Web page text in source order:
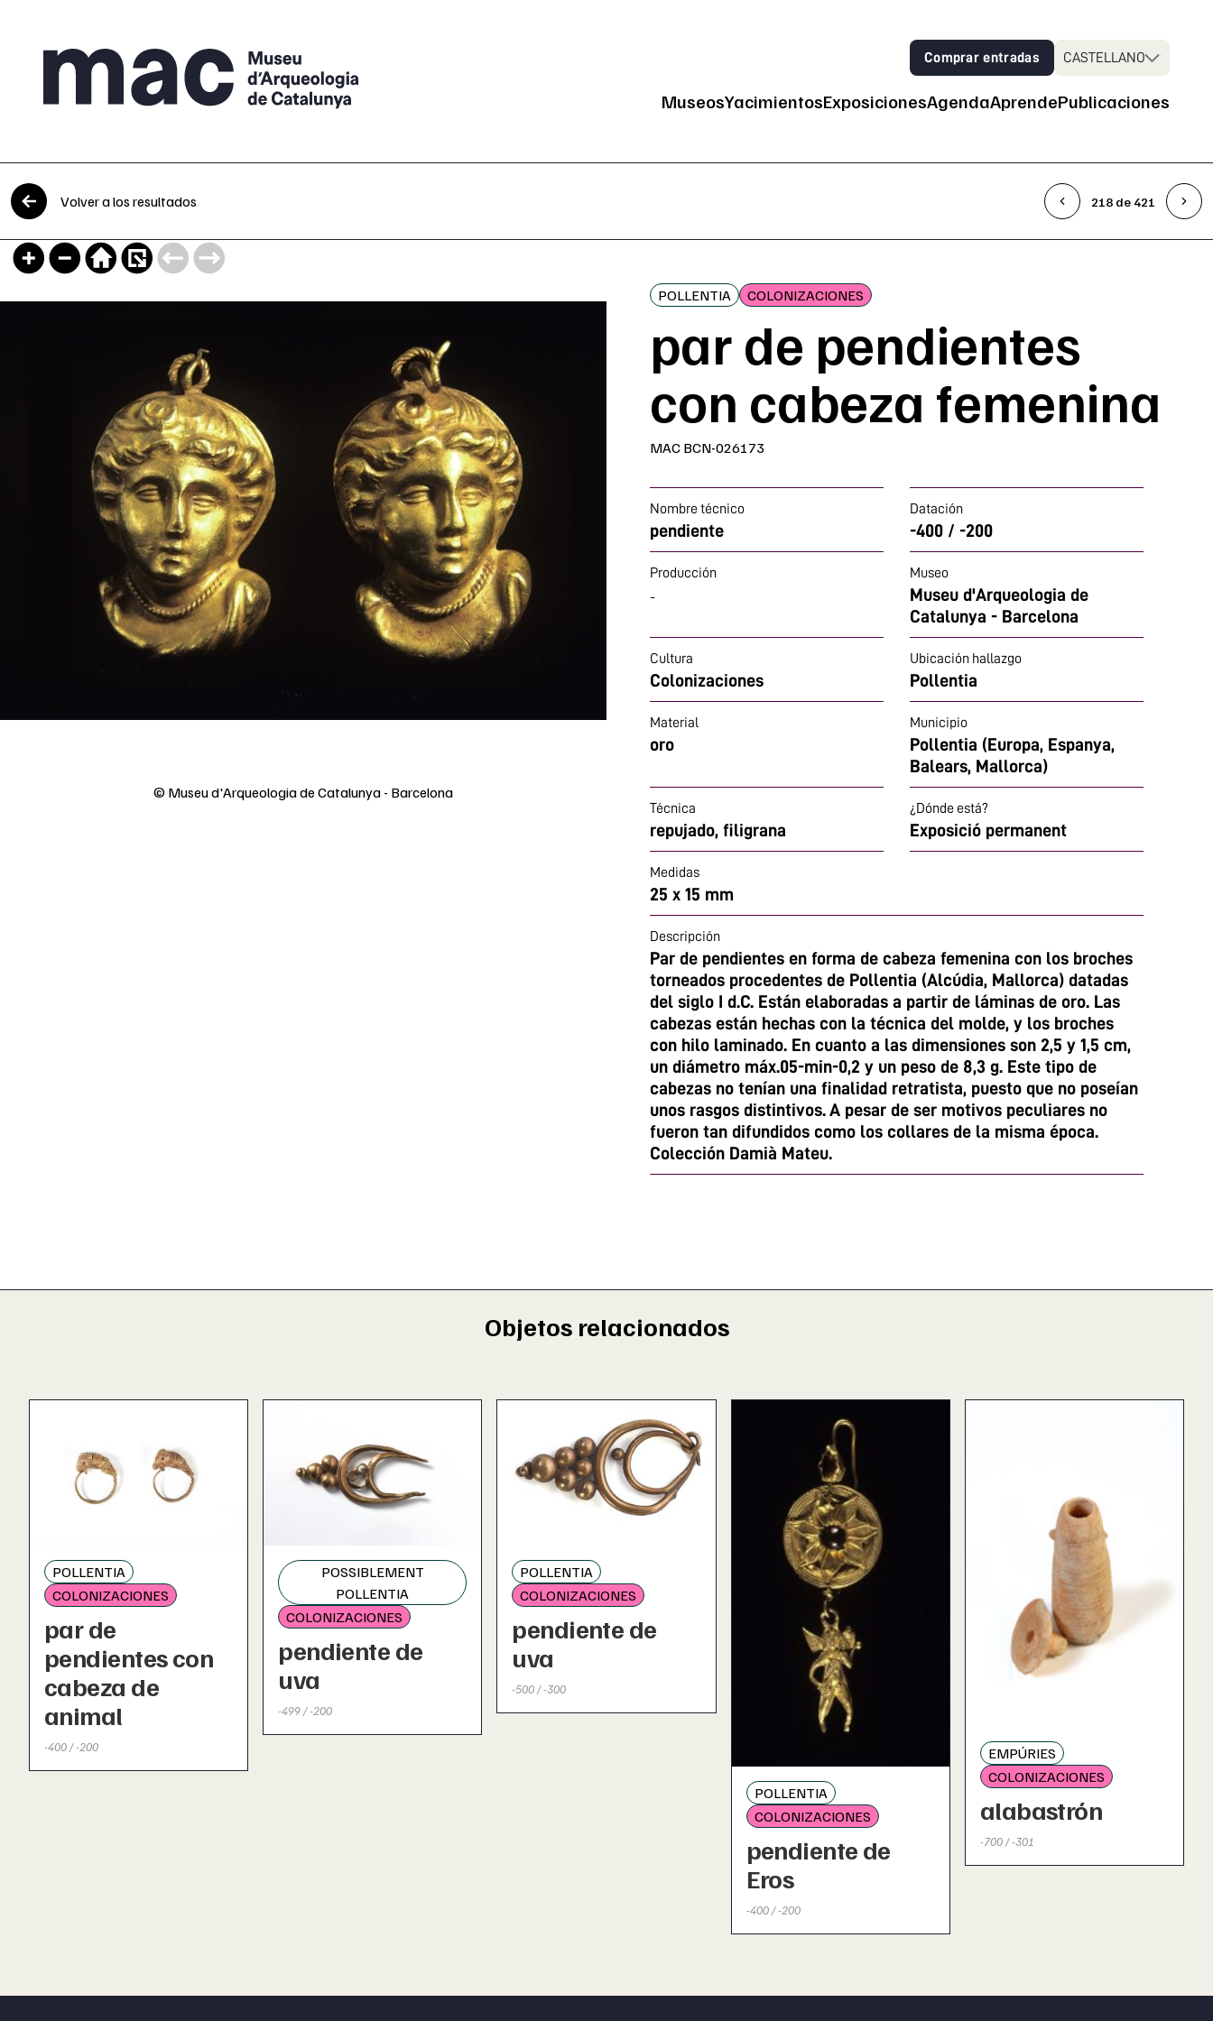
Saltar al contenido Comprar entradas CASTELLANO
Navegación principal
MuseosYacimientosExposicionesAgendaAprendePublicaciones
Volver a los resultados 218 de 421
© Museu d'Arqueologia de Catalunya - Barcelona
POLLENTIA COLONIZACIONES
par de pendientes
con cabeza femenina
MAC BCN-026173
Nombre técnico
pendiente
Datación
-400 / -200
Producción
-
Museo
Museu d'Arqueologia de
Catalunya - Barcelona
Cultura
Colonizaciones
Ubicación hallazgo
Pollentia
Material
oro
Municipio
Pollentia (Europa, Espanya,
Balears, Mallorca)
Técnica
repujado, filigrana
¿Dónde está?
Exposició permanent
Medidas
25 x 15 mm
Descripción
Par de pendientes en forma de cabeza femenina con los broches
torneados procedentes de Pollentia (Alcúdia, Mallorca) datadas
del siglo I d.C. Están elaboradas a partir de láminas de oro. Las
cabezas están hechas con la técnica del molde, y los broches
con hilo laminado. En cuanto a las dimensiones son 2,5 y 1,5 cm,
un diámetro máx.05-min-0,2 y un peso de 8,3 g. Este tipo de
cabezas no tenían una finalidad retratista, puesto que no poseían
unos rasgos distintivos. A pesar de ser motivos peculiares no
fueron tan difundidos como los collares de la misma época.
Colección Damià Mateu.
Objetos relacionados
POLLENTIA
COLONIZACIONES
par de
pendientes con
cabeza de
animal
-400 / -200
POSSIBLEMENT
POLLENTIA
COLONIZACIONES
pendiente de
uva
-499 / -200
POLLENTIA
COLONIZACIONES
pendiente de
uva
-500 / -300
POLLENTIA
COLONIZACIONES
pendiente de
Eros
-400 / -200
EMPÚRIES
COLONIZACIONES
alabastrón
-700 / -301